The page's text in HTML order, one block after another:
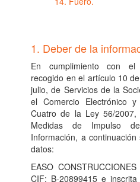
1. Deber de la
En cumplimiento con
recogido en el artículo 10
julio, de Servicios de la
el Comercio Electrónico
Cuatro de la Ley 56/
Medidas de Impulso
Información, a
datos:
EASO
CIF: B-20899415 e